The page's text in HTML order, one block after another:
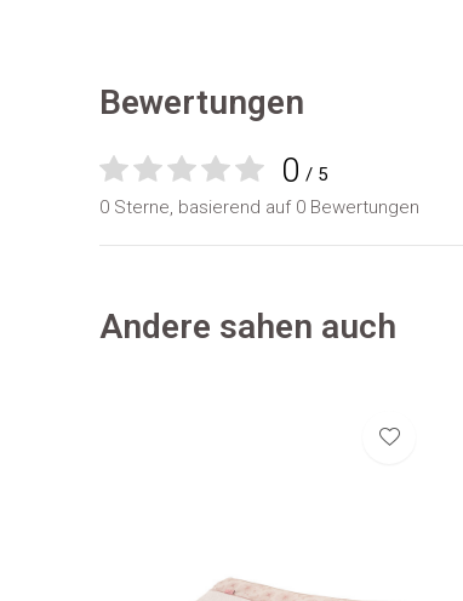
Bewertungen
0 / 5
0 Sterne, basierend auf 0 Bewertungen
Andere sahen auch